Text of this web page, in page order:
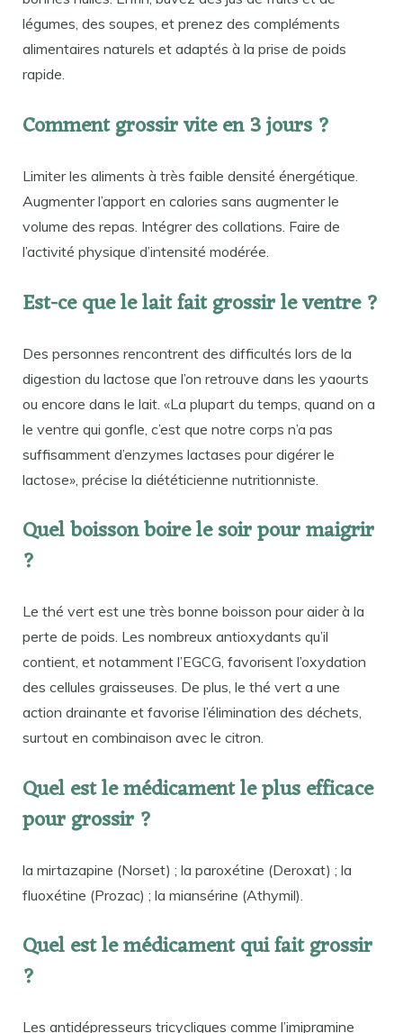
légumes, des soupes, et prenez des compléments
alimentaires naturels et adaptés à la prise de poids
rapide.
Comment grossir vite en 3 jours ?
Limiter les aliments à très faible densité énergétique.
Augmenter l’apport en calories sans augmenter le
volume des repas. Intégrer des collations. Faire de
l’activité physique d’intensité modérée.
Est-ce que le lait fait grossir le ventre ?
Des personnes rencontrent des difficultés lors de la
digestion du lactose que l’on retrouve dans les yaourts
ou encore dans le lait. «La plupart du temps, quand on a
le ventre qui gonfle, c’est que notre corps n’a pas
suffisamment d’enzymes lactases pour digérer le
lactose», précise la diététicienne nutritionniste.
Quel boisson boire le soir pour maigrir
?
Le thé vert est une très bonne boisson pour aider à la
perte de poids. Les nombreux antioxydants qu’il
contient, et notamment l’EGCG, favorisent l’oxydation
des cellules graisseuses. De plus, le thé vert a une
action drainante et favorise l’élimination des déchets,
surtout en combinaison avec le citron.
Quel est le médicament le plus efficace
pour grossir ?
la mirtazapine (Norset) ; la paroxétine (Deroxat) ; la
fluoxétine (Prozac) ; la miansérine (Athymil).
Quel est le médicament qui fait grossir
?
Les antidépresseurs tricycliques comme l’imipramine